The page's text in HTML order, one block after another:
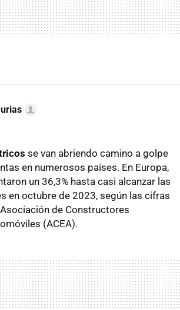
se van abriendo camino a golpe
en numerosos países. En Europa,
un 36,3% hasta casi alcanzar las
en octubre de 2023, según las cifras
de Constructores
(ACEA).